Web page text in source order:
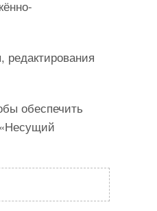
редактирования
обеспечить